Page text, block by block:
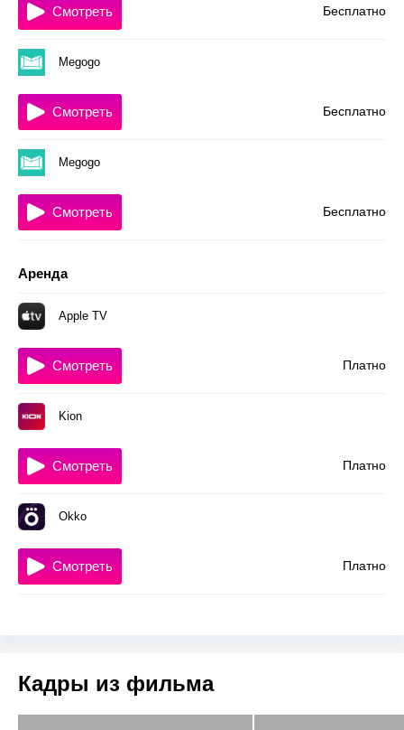
Бесплатно
Смотреть
Megogo
Бесплатно
Смотреть
Megogo
Бесплатно
Смотреть
Аренда
Apple TV
Платно
Смотреть
Kion
Платно
Смотреть
Okko
Платно
Смотреть
Кадры из фильма